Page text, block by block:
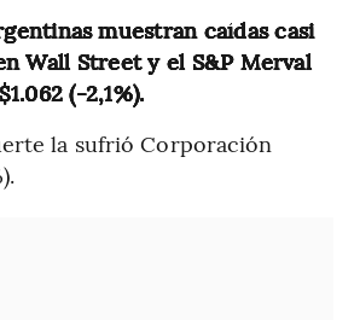
muestran caídas casi
Wall Street y el S&P Merval
(-2,1%).
la sufrió Corporación